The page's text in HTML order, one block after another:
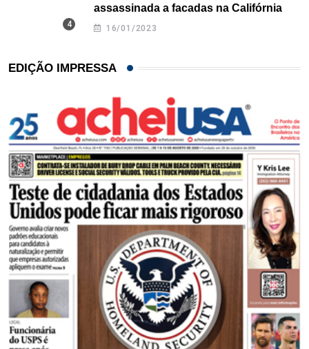
assassinada a facadas na Califórnia
16/01/2023
EDIÇÃO IMPRESSA